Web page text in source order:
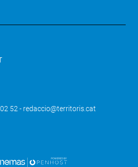
52 - redaccio@territoris.cat